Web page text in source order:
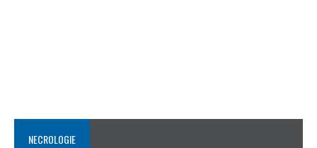
NECROLOGIE